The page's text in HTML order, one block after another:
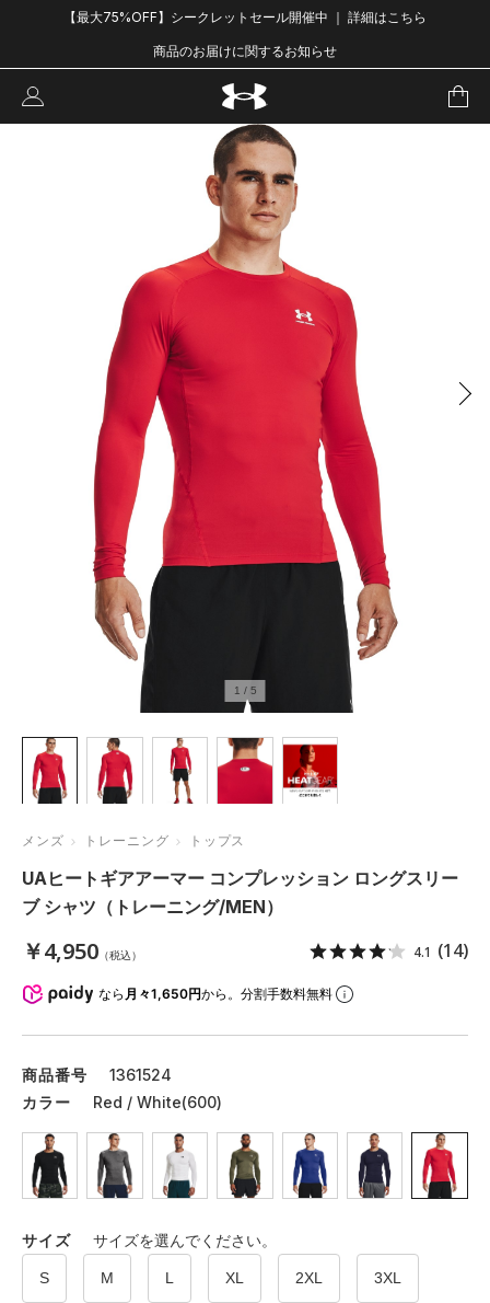
【最大75%OFF】シークレットセール開催中 ｜ 詳細はこちら
商品のお届けに関するお知らせ
1 / 5
メンズ トレーニング トップス
UAヒートギアアーマー コンプレッション ロングスリー
ブ シャツ（トレーニング/MEN）
￥4,950 （税込） 4.1 (14)
なら 月々1,650円から。分割手数料無料
商品番号
1361524
カラー
Red / White(600)
サイズ サイズを選んでください。
S M L XL 2XL 3XL